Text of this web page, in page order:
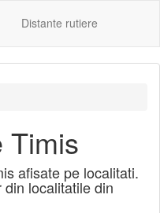
Distante rutiere
Timis
afisate pe localitati.
localitatile din